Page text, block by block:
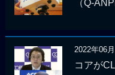
（Q-
2022年06
コアが